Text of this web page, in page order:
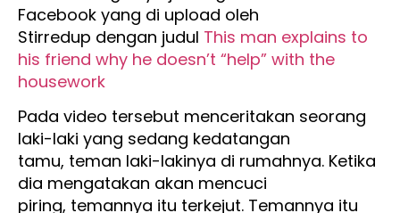
Facebook yang di upload oleh
Stirredup dengan judul This man explains to
his friend why he doesn’t “help” with the
housework
Pada video tersebut menceritakan seorang
laki-laki yang sedang kedatangan
tamu, teman laki-lakinya di rumahnya. Ketika
dia mengatakan akan mencuci
piring, temannya itu terkejut. Temannya itu